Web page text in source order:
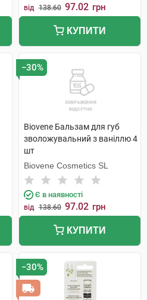
від 138.60 97.02 грн
КУПИТИ
−30%
Biovene Бальзам для губ
зволожувальний з ваніллю 4
шт
Biovene Cosmetics SL
Є в наявності
від 138.60 97.02 грн
КУПИТИ
−30%